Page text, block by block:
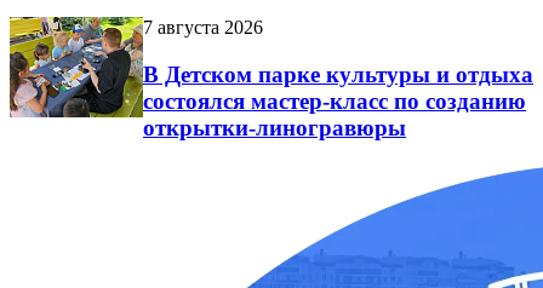
7 августа 2026
В Детском парке культуры и отдыха
состоялся мастер-класс по созданию
открытки-линогравюры